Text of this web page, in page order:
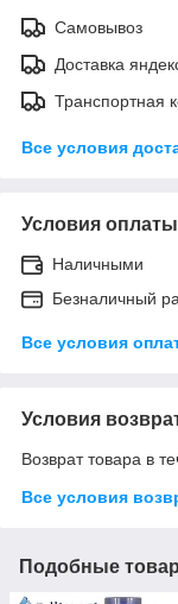
Самовывоз
Доставка
Транспортная
Все условия
Условия оплаты
Наличными
Безналичный
Все условия
Условия
Возврат товара в
Все условия
Подобные